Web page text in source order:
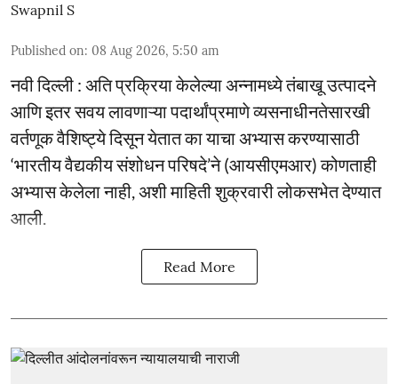
Swapnil S
Published on: 08 Aug 2026, 5:50 am
नवी दिल्ली : अति प्रक्रिया केलेल्या अन्नामध्ये तंबाखू उत्पादने
आणि इतर सवय लावणाऱ्या पदार्थांप्रमाणे व्यसनाधीनतेसारखी
वर्तणूक वैशिष्ट्ये दिसून येतात का याचा अभ्यास करण्यासाठी
‘भारतीय वैद्यकीय संशोधन परिषदे’ने (आयसीएमआर) कोणताही
अभ्यास केलेला नाही, अशी माहिती शुक्रवारी लोकसभेत देण्यात
आली.
Read More